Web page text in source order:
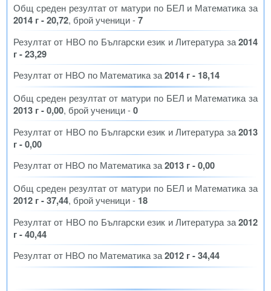
Общ среден резултат от матури по БЕЛ и Математика за
2014 г - 20,72, брой ученици -7
Резултат от НВО по Български език и Литература за2014
г - 23,29
Резултат от НВО по Математика за2014 г - 18,14
Общ среден резултат от матури по БЕЛ и Математика за
2013 г - 0,00, брой ученици -0
Резултат от НВО по Български език и Литература за2013
г - 0,00
Резултат от НВО по Математика за2013 г - 0,00
Общ среден резултат от матури по БЕЛ и Математика за
2012 г - 37,44, брой ученици - 18
Резултат от НВО по Български език и Литература за2012
г - 40,44
Резултат от НВО по Математика за2012 г - 34,44